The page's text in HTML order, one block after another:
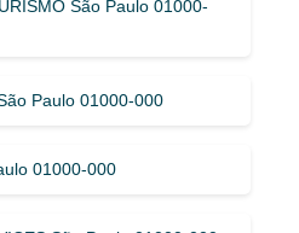
São Paulo 01000-
Paulo 01000-000
01000-000